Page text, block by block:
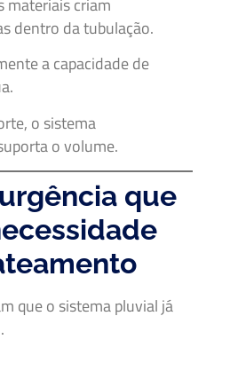
dentro da tubulação.
a capacidade de
o sistema
o volume.
que
que o sistema pluvial já